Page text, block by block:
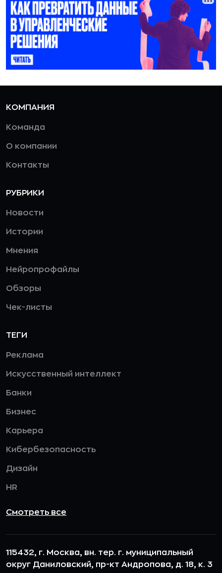
КОМПАНИЯ
Команда
О компании
Контакты
РУБРИКИ
Новости
Истории
Мнения
Нейропрофайлы
Обзоры
Чек-листы
ТЕГИ
Реклама
Искусственный интеллект
Банки
Бизнес
Карьера
Кибербезопасность
Дизайн
HR
Смотреть все
115432, г. Москва, вн. тер. г. муниципальный
округ Даниловский, пр-кт Андропова, д. 18, к. 3